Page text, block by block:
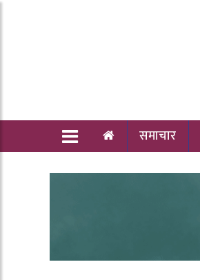
समाचार